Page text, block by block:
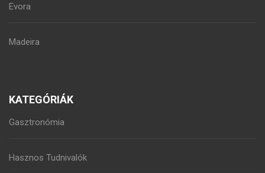
Evora
Madeira
KATEGÓRIÁK
Gasztronómia
Hasznos Tudnivalók